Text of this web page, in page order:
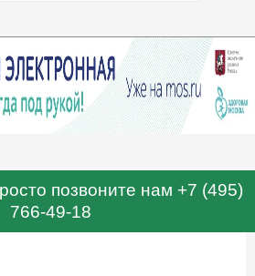
позвоните нам +7 (495)
766-49-18